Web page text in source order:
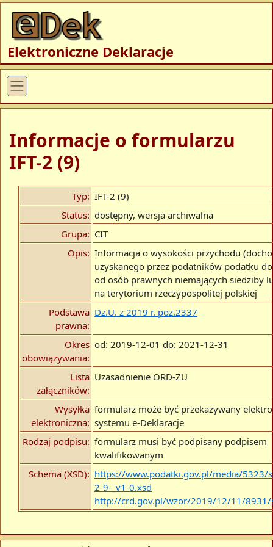
Elektroniczne Deklaracje
Informacje o formularzu
IFT-2 (9)
Typ: IFT-2 (9)
Status: dostępny, wersja archiwalna
Grupa: CIT
Opis: Informacja o wysokości przychodu
uzyskanego przez podatników podatku
od osób prawnych niemających siedziby
na terytorium rzeczypospolitej polskiej
Podstawa
prawna:
Dz.U. z 2019 r. poz.2337
Okres
obowiązywania:
od: 2019-12-01 do: 2021-12-31
Lista
załączników:
Uzasadnienie ORD-ZU
Wysyłka
elektroniczna:
formularz może być przekazywany
systemu e-Deklaracje
Rodzaj podpisu: formularz musi być podpisany podpisem
kwalifikowanym
Schema (XSD): https://www.podatki.gov.pl/media/5323/
2-9-_v1-0.xsd
http://crd.gov.pl/wzor/2019/12/11/8931/